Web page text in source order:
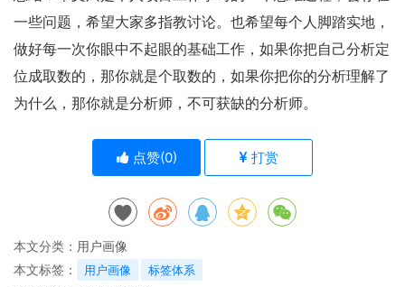
一些问题，希望大家多指教讨论。也希望每个人脚踏实地，
做好每一次你眼中不起眼的基础工作，如果你把自己分析定
位成取数的，那你就是个取数的，如果你把你的分析理解了
为什么，那你就是分析师，不可获缺的分析师。
点赞(0) 打赏
本文分类： 用户画像
本文标签：
用户画像 标签体系